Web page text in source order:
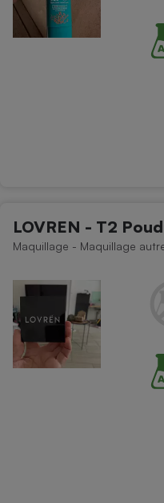
LOVREN - T2
Maquillage - Maquillage